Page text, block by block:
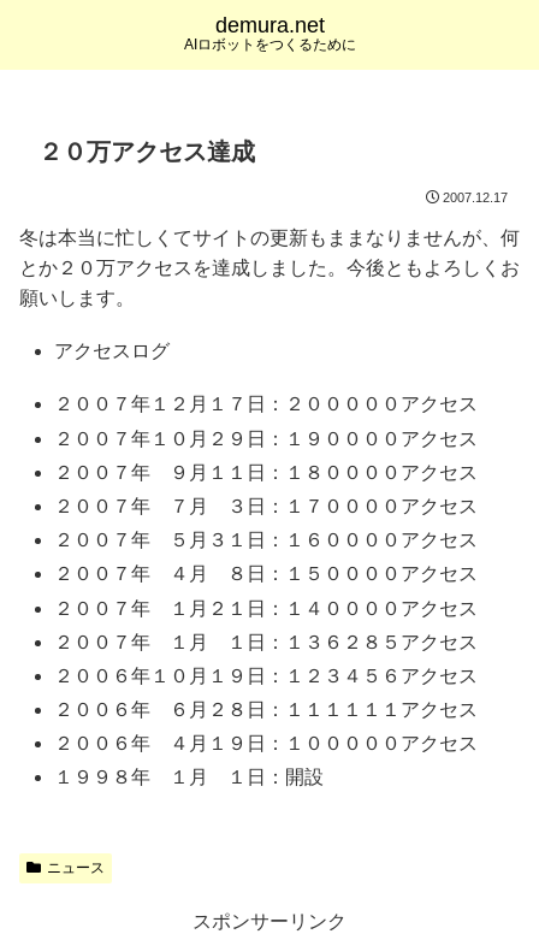
demura.net
AIロボットをつくるために
２０万アクセス達成
2007.12.17
冬は本当に忙しくてサイトの更新もままなりませんが、何
とか２０万アクセスを達成しました。今後ともよろしくお
願いします。
アクセスログ
２００７年１２月１７日：２０００００アクセス
２００７年１０月２９日：１９００００アクセス
２００７年 ９月１１日：１８００００アクセス
２００７年 ７月 ３日：１７００００アクセス
２００７年 ５月３１日：１６００００アクセス
２００７年 ４月 ８日：１５００００アクセス
２００７年 １月２１日：１４００００アクセス
２００７年 １月 １日：１３６２８５アクセス
２００６年１０月１９日：１２３４５６アクセス
２００６年 ６月２８日：１１１１１１アクセス
２００６年 ４月１９日：１０００００アクセス
１９９８年 １月 １日：開設
ニュース
スポンサーリンク